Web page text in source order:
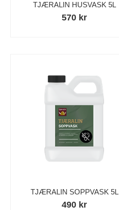
TJÆRALIN HUSVASK 5L
570 kr
TJÆRALIN SOPPVASK 5L
490 kr